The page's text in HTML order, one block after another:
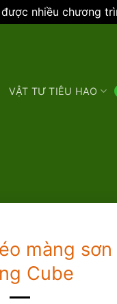
nhiều chương
VẬT TƯ TIÊU HAO
màng sơn
Cube